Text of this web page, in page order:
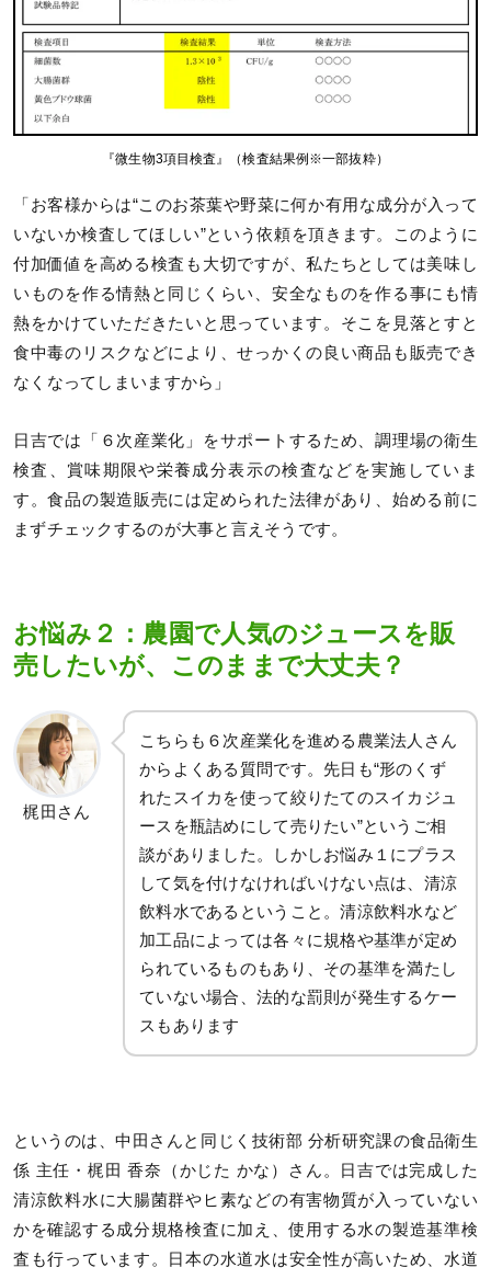
『微生物3項目検査』（検査結果例※一部抜粋）
「お客様からは“このお茶葉や野菜に何か有用な成分が入って
いないか検査してほしい”という依頼を頂きます。このように
付加価値を高める検査も大切ですが、私たちとしては美味し
いものを作る情熱と同じくらい、安全なものを作る事にも情
熱をかけていただきたいと思っています。そこを見落とすと
食中毒のリスクなどにより、せっかくの良い商品も販売でき
なくなってしまいますから」
日吉では「６次産業化」をサポートするため、調理場の衛生
検査、賞味期限や栄養成分表示の検査などを実施していま
す。食品の製造販売には定められた法律があり、始める前に
まずチェックするのが大事と言えそうです。
お悩み２：農園で人気のジュースを販
売したいが、このままで大丈夫？
梶田さん
こちらも６次産業化を進める農業法人さん
からよくある質問です。先日も“形のくず
れたスイカを使って絞りたてのスイカジュ
ースを瓶詰めにして売りたい”というご相
談がありました。しかしお悩み１にプラス
して気を付けなければいけない点は、清涼
飲料水であるということ。清涼飲料水など
加工品によっては各々に規格や基準が定め
られているものもあり、その基準を満たし
ていない場合、法的な罰則が発生するケー
スもあります
というのは、中田さんと同じく技術部 分析研究課の食品衛生
係 主任・梶田 香奈（かじた かな）さん。日吉では完成した
清涼飲料水に大腸菌群やヒ素などの有害物質が入っていない
かを確認する成分規格検査に加え、使用する水の製造基準検
査も行っています。日本の水道水は安全性が高いため、水道